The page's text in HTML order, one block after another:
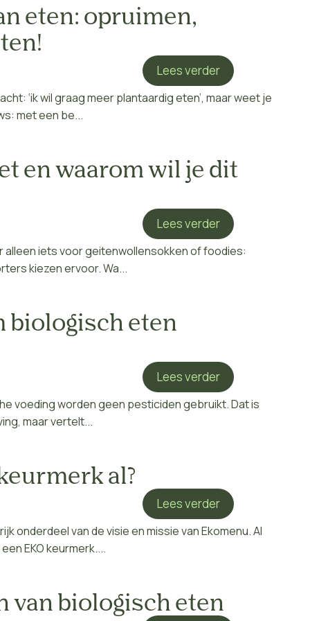
eten: opruimen,
‘ik wil graag meer plantaardig eten’, maar weet je
met een be...
Lees verder
en waarom wil je dit
alleen iets voor geitenwollensokken of foodies:
kiezen ervoor. Wa...
Lees verder
biologisch eten
voeding worden geen pesticiden gebruikt. Dat is
maar vertelt...
Lees verder
al?
onderdeel van de visie en missie van Ekomenu. Al
EKO keurmerk....
Lees verder
van biologisch eten